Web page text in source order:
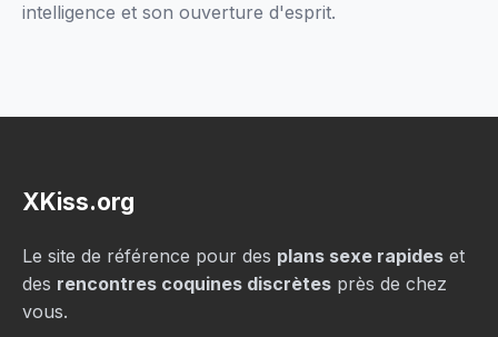
intelligence et son ouverture d'esprit.
XKiss.org
Le site de référence pour des plans sexe rapides et
des rencontres coquines discrètes près de chez
vous.